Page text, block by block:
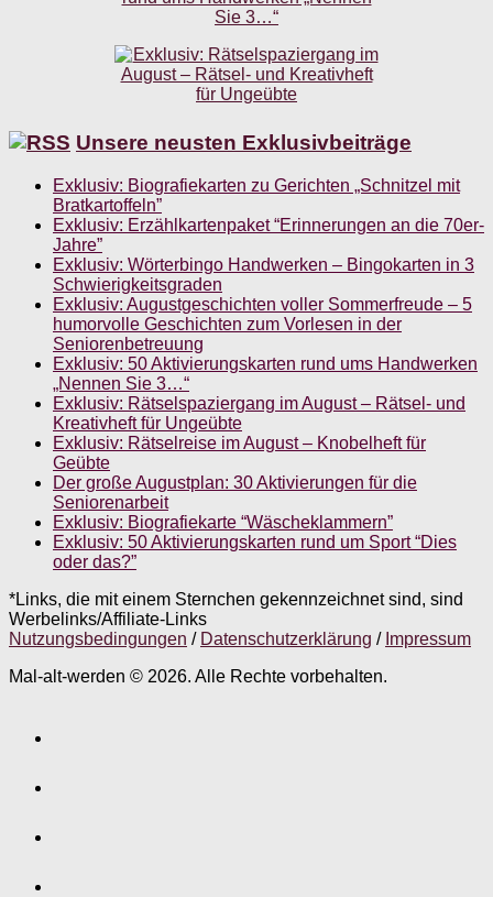
Unsere neusten Exklusivbeiträge
Exklusiv: Biografiekarten zu Gerichten „Schnitzel mit
Bratkartoffeln”
Exklusiv: Erzählkartenpaket “Erinnerungen an die 70er-
Jahre”
Exklusiv: Wörterbingo Handwerken – Bingokarten in 3
Schwierigkeitsgraden
Exklusiv: Augustgeschichten voller Sommerfreude – 5
humorvolle Geschichten zum Vorlesen in der
Seniorenbetreuung
Exklusiv: 50 Aktivierungskarten rund ums Handwerken
„Nennen Sie 3…“
Exklusiv: Rätselspaziergang im August – Rätsel- und
Kreativheft für Ungeübte
Exklusiv: Rätselreise im August – Knobelheft für
Geübte
Der große Augustplan: 30 Aktivierungen für die
Seniorenarbeit
Exklusiv: Biografiekarte “Wäscheklammern”
Exklusiv: 50 Aktivierungskarten rund um Sport “Dies
oder das?”
*Links, die mit einem Sternchen gekennzeichnet sind, sind
Werbelinks/Affiliate-Links
Nutzungsbedingungen / Datenschutzerklärung / Impressum
Mal-alt-werden © 2026. Alle Rechte vorbehalten.